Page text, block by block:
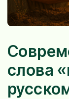
слова